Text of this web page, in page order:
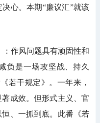
心。本期“廉议汇”就该
作风问题具有顽固性和
负是一场攻坚战、持久
若干规定》。一年来，
成效。但形式主义、官
、一抓到底。此番《若